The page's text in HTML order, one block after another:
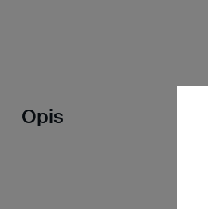
Opis